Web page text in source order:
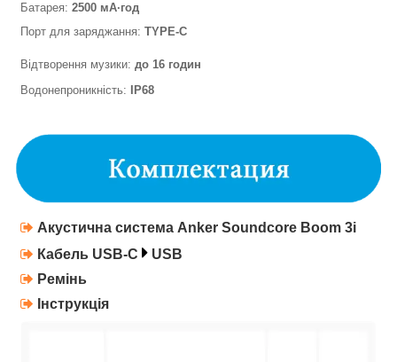
Батарея: 2500 мА·год
Порт для заряджання: TYPE-C
Відтворення музики: до 16 годин
Водонепроникність:
IP68
Акустична система Anker Soundcore Boom 3i
Кабель USB-C
USB
Ремінь
Інструкція